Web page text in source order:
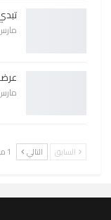
مارس 23,
مارس 23,
السابق التالي 1 من 13٬790